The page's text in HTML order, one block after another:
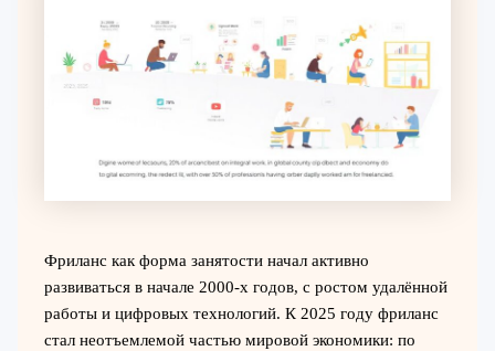
Фриланс как форма занятости начал активно
развиваться в начале 2000-х годов, с ростом удалённой
работы и цифровых технологий. К 2025 году фриланс
стал неотъемлемой частью мировой экономики: по